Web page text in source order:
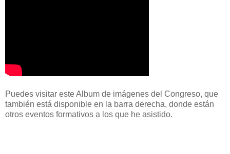
Puedes visitar este Album de imágenes del Congreso, que
también está disponible en la barra derecha, donde están
otros eventos formativos a los que he asistido.